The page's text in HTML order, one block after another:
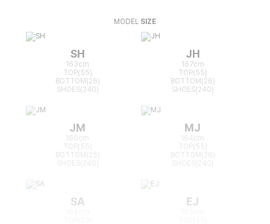
MODEL SIZE
SH
163cm
TOP(55)
BOTTOM(26)
SHOES(240)
JH
167cm
TOP(55)
BOTTOM(26)
SHOES(240)
JM
166cm
TOP(55)
BOTTOM(25)
MJ
164cm
TOP(55)
BOTTOM(26)
SA EJ